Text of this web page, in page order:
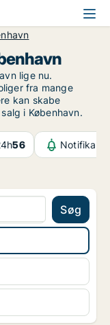
lige nu.
fra mange
kan skabe
i København.
56
Søg